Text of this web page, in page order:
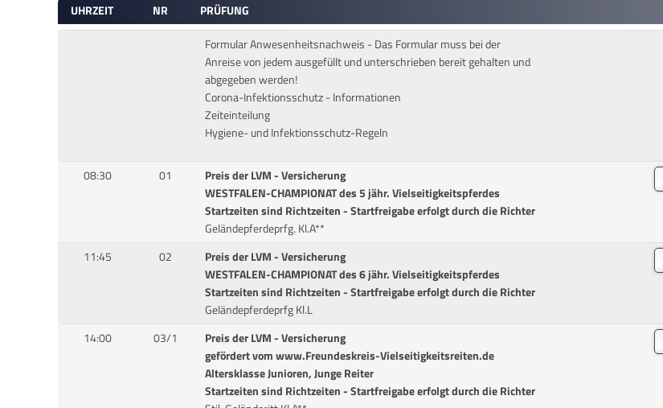
UHRZEIT NR PRÜFUNG
Formular Anwesenheitsnachweis - Das Formular muss bei der
Anreise von jedem ausgefüllt und unterschrieben bereit gehalten und
abgegeben werden!
Corona-Infektionsschutz - Informationen
Zeiteinteilung
Hygiene- und Infektionsschutz-Regeln
08:30 01
Preis der LVM - Versicherung
WESTFALEN-CHAMPIONAT des 5 jähr. Vielseitigkeitspferdes
Startzeiten sind Richtzeiten - Startfreigabe erfolgt durch die Richter
Geländepferdeprfg. Kl.A**
11:45 02
Preis der LVM - Versicherung
WESTFALEN-CHAMPIONAT des 6 jähr. Vielseitigkeitspferdes
Startzeiten sind Richtzeiten - Startfreigabe erfolgt durch die Richter
Geländepferdeprfg Kl.L
14:00 03/1
Preis der LVM - Versicherung
gefördert vom www.Freundeskreis-Vielseitigkeitsreiten.de
Altersklasse Junioren, Junge Reiter
Startzeiten sind Richtzeiten - Startfreigabe erfolgt durch die Richter